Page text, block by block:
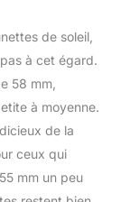
pour
de
Ray-
de soleil,
à cet égard.
58 mm,
à moyenne.
de la
ceux qui
mm un peu